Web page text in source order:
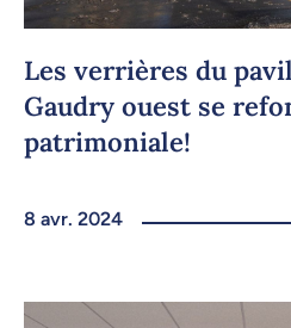
Les verrières du
Gaudry ouest se
patrimoniale!
8 avr. 2024